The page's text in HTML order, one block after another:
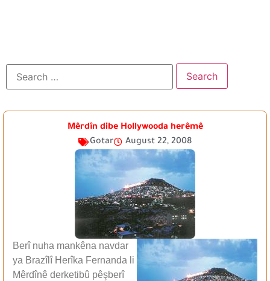
Mêrdîn dibe Hollywooda herêmê
Gotar
August 22, 2008
Berî nuha mankêna navdar
ya Brazîlî Herîka Fernanda li
Mêrdînê derketibû pêşberî